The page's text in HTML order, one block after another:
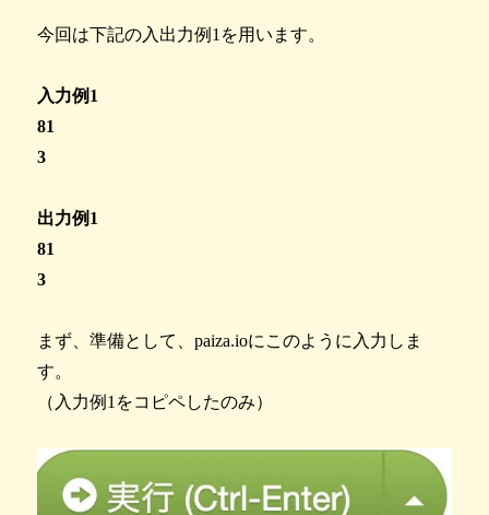
今回は下記の入出力例1を用います。
入力例1
81
3
出力例1
81
3
まず、準備として、paiza.ioにこのように入力しま
す。
（入力例1をコピペしたのみ）